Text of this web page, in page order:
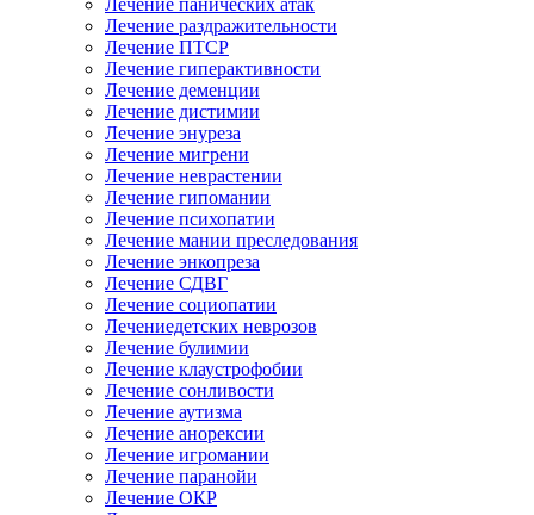
Лечение панических атак
Лечение раздражительности
Лечение ПТСР
Лечение гиперактивности
Лечение деменции
Лечение дистимии
Лечение энуреза
Лечение мигрени
Лечение неврастении
Лечение гипомании
Лечение психопатии
Лечение мании преследования
Лечение энкопреза
Лечение СДВГ
Лечение социопатии
Лечениедетских неврозов
Лечение булимии
Лечение клаустрофобии
Лечение сонливости
Лечение аутизма
Лечение анорексии
Лечение игромании
Лечение паранойи
Лечение ОКР